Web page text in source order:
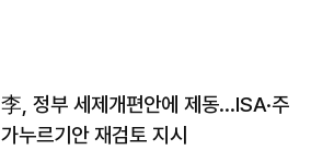
李, 정부 세제개편안에 제동…ISA·주
가누르기안 재검토 지시